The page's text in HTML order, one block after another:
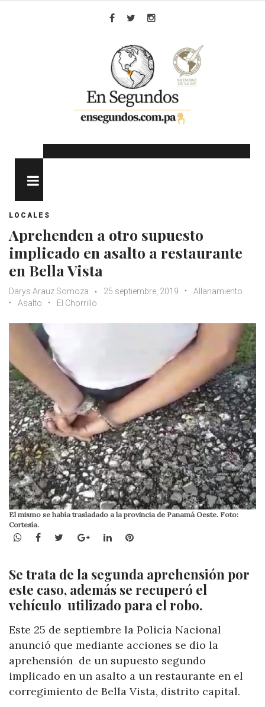
LOCALES
Aprehenden a otro supuesto
implicado en asalto a restaurante
en Bella Vista
Darys Arauz Somoza 25 septiembre, 2019
Allanamiento
Asalto
El Chorrillo
El mismo se había trasladado a la provincia de Panamá Oeste. Foto:
Cortesía.
WhatsApp
Facebook
TwitterGoogle+LinkedInPinterest
Se trata de la segunda aprehensión por
este caso, además se recuperó el
vehículo utilizado para el robo.
Este 25 de septiembre la Policía Nacional
anunció que mediante acciones se dio la
aprehensión de un supuesto segundo
implicado en un asalto a un restaurante en el
corregimiento de Bella Vista, distrito capital.